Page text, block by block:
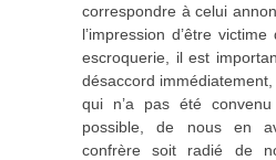
correspondre à celui
l’impression d’être victime
escroquerie, il est
désaccord
qui n’a pas été
possible, de nous en
confrère soit radié de